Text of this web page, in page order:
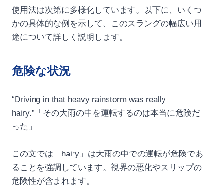
使用法は次第に多様化しています。以下に、いくつ
かの具体的な例を示して、このスラングの幅広い用
途について詳しく説明します。
危険な状況
“Driving in that heavy rainstorm was really
hairy.”「その大雨の中を運転するのは本当に危険だ
った」
この文では「hairy」は大雨の中での運転が危険であ
ることを強調しています。視界の悪化やスリップの
危険性が含まれます。